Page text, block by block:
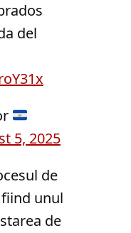
del
5, 2025
de
unul
de